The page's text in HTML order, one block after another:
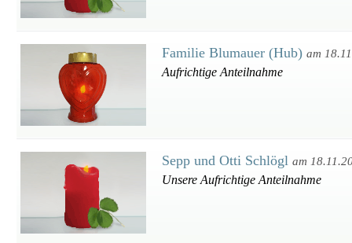
Familie Blumauer (Hub) am
Aufrichtige Anteilnahme
Sepp und Otti Schlögl am
Unsere Aufrichtige Anteilnahme